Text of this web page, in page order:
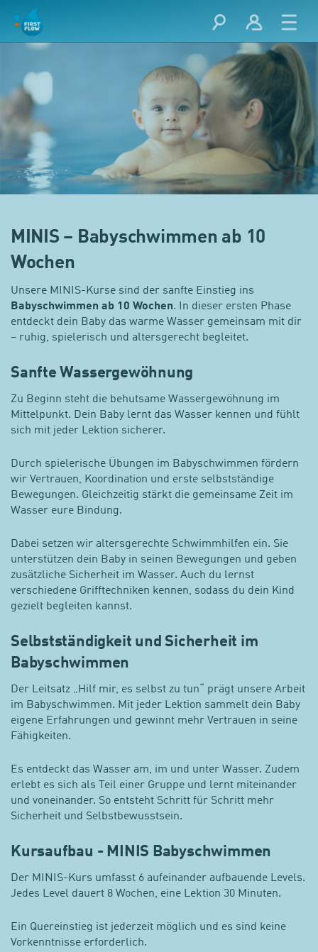
MINIS – Babyschwimmen ab 10
Wochen
Unsere MINIS-Kurse sind der sanfte Einstieg ins
Babyschwimmen ab 10 Wochen. In dieser ersten Phase
entdeckt dein Baby das warme Wasser gemeinsam mit dir
– ruhig, spielerisch und altersgerecht begleitet.
Sanfte Wassergewöhnung
Zu Beginn steht die behutsame Wassergewöhnung im
Mittelpunkt. Dein Baby lernt das Wasser kennen und fühlt
sich mit jeder Lektion sicherer.
Durch spielerische Übungen im Babyschwimmen fördern
wir Vertrauen, Koordination und erste selbstständige
Bewegungen. Gleichzeitig stärkt die gemeinsame Zeit im
Wasser eure Bindung.
Dabei setzen wir altersgerechte Schwimmhilfen ein. Sie
unterstützen dein Baby in seinen Bewegungen und geben
zusätzliche Sicherheit im Wasser. Auch du lernst
verschiedene Grifftechniken kennen, sodass du dein Kind
gezielt begleiten kannst.
Selbstständigkeit und Sicherheit im
Babyschwimmen
Der Leitsatz „Hilf mir, es selbst zu tun“ prägt unsere Arbeit
im Babyschwimmen. Mit jeder Lektion sammelt dein Baby
eigene Erfahrungen und gewinnt mehr Vertrauen in seine
Fähigkeiten.
Es entdeckt das Wasser am, im und unter Wasser. Zudem
erlebt es sich als Teil einer Gruppe und lernt miteinander
und voneinander. So entsteht Schritt für Schritt mehr
Sicherheit und Selbstbewusstsein.
Kursaufbau - MINIS Babyschwimmen
Der MINIS-Kurs umfasst 6 aufeinander aufbauende Levels.
Jedes Level dauert 8 Wochen, eine Lektion 30 Minuten.
Ein Quereinstieg ist jederzeit möglich und es sind keine
Vorkenntnisse erforderlich.